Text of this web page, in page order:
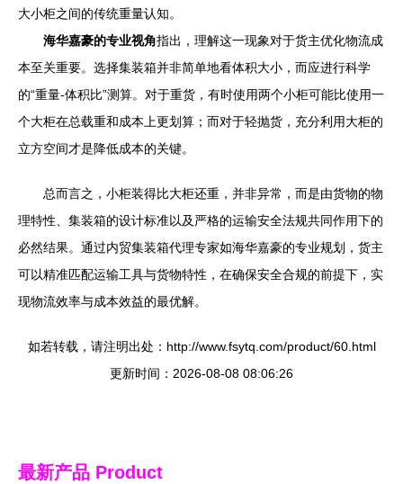
大小柜之间的传统重量认知。
海华嘉豪的专业视角指出，理解这一现象对于货主优化物流成
本至关重要。选择集装箱并非简单地看体积大小，而应进行科学
的“重量-体积比”测算。对于重货，有时使用两个小柜可能比使用一
个大柜在总载重和成本上更划算；而对于轻抛货，充分利用大柜的
立方空间才是降低成本的关键。
总而言之，小柜装得比大柜还重，并非异常，而是由货物的物
理特性、集装箱的设计标准以及严格的运输安全法规共同作用下的
必然结果。通过内贸集装箱代理专家如海华嘉豪的专业规划，货主
可以精准匹配运输工具与货物特性，在确保安全合规的前提下，实
现物流效率与成本效益的最优解。
如若转载，请注明出处：http://www.fsytq.com/product/60.html
更新时间：2026-08-08 08:06:26
最新产品 Product